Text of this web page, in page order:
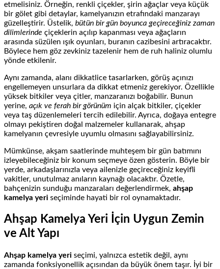
etmelisiniz. Örneğin, renkli çiçekler, şirin ağaçlar veya küçük
bir gölet gibi detaylar, kamelyanızın etrafındaki manzarayı
güzelleştirir. Üstelik, bütün bir gün boyunca geçireceğiniz zaman
dilimlerinde çiçeklerin açılıp kapanması veya ağaçların
arasında süzülen ışık oyunları, buranın cazibesini artıracaktır.
Böylece hem göz zevkiniz tazelenir hem de ruh haliniz olumlu
yönde etkilenir.
Aynı zamanda, alanı dikkatlice tasarlarken, görüş açınızı
engellemeyen unsurlara da dikkat etmeniz gerekiyor. Özellikle
yüksek bitkiler veya çitler, manzaranızı boğabilir. Bunun
yerine, açık ve ferah bir görünüm için alçak bitkiler, çiçekler
veya taş düzenlemeleri tercih edilebilir. Ayrıca, doğaya entegre
olmayı pekiştiren doğal malzemeler kullanarak, ahşap
kamelyanın çevresiyle uyumlu olmasını sağlayabilirsiniz.
Mümkünse, akşam saatlerinde muhteşem bir gün batımını
izleyebileceğiniz bir konum seçmeye özen gösterin. Böyle bir
yerde, arkadaşlarınızla veya ailenizle geçireceğiniz keyifli
vakitler, unutulmaz anıların kaynağı olacaktır. Özetle,
bahçenizin sunduğu manzaraları değerlendirmek, ahşap
kamelya yeri seçiminde hayati bir rol oynamaktadır.
Ahşap Kamelya Yeri İçin Uygun Zemin
ve Alt Yapı
Ahşap kamelya yeri seçimi, yalnızca estetik değil, aynı
zamanda fonksiyonellik açısından da büyük önem taşır. İyi bir